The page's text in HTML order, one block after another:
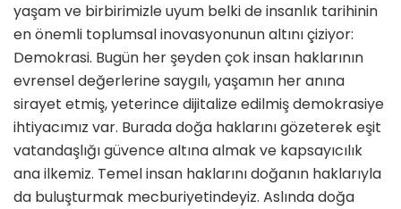
yaşam ve birbirimizle uyum belki de insanlık tarihinin
en önemli toplumsal inovasyonunun altını çiziyor:
Demokrasi. Bugün her şeyden çok insan haklarının
evrensel değerlerine saygılı, yaşamın her anına
sirayet etmiş, yeterince dijitalize edilmiş demokrasiye
ihtiyacımız var. Burada doğa haklarını gözeterek eşit
vatandaşlığı güvence altına almak ve kapsayıcılık
ana ilkemiz. Temel insan haklarını doğanın haklarıyla
da buluşturmak mecburiyetindeyiz. Aslında doğa